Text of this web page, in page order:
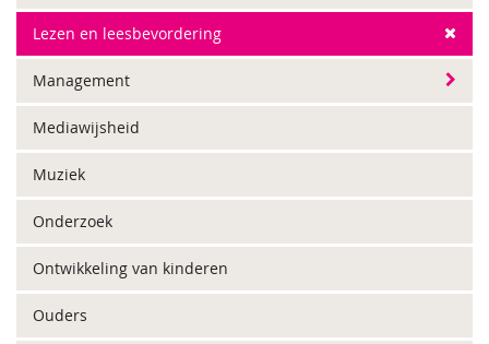
Lezen en leesbevordering
Management
Mediawijsheid
Muziek
Onderzoek
Ontwikkeling van kinderen
Ouders